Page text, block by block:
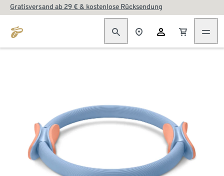
Gratisversand ab 29 € & kostenlose Rücksendung